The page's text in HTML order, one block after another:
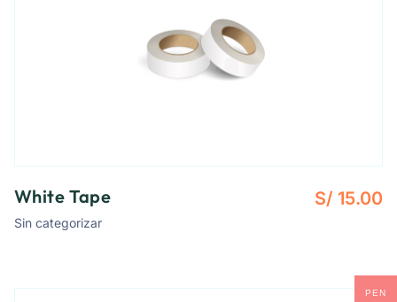
White Tape
Sin categorizar
S/ 15.00
PEN